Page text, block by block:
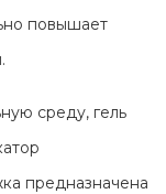
повышает
среду, гель
предназначена